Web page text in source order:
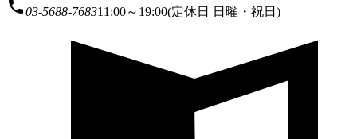
local_phone03-5688-768311:00～19:00(定休日 日曜・祝日)